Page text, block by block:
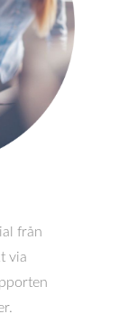
från
via